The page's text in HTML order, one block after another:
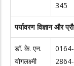
345
पर्यावरण विज्ञान और
डॉ. के. एन.
योगलक्ष्मी
0164-
2864-